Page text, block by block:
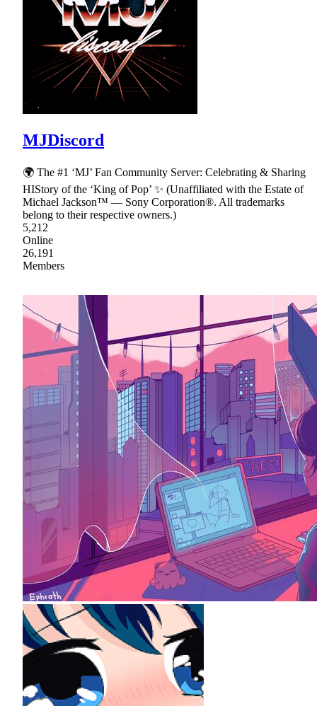
MJDiscord
🌍 The #1 ‘MJ’ Fan Community Server: Celebrating & Sharing
HIStory of the ‘King of Pop’ ✨ (Unaffiliated with the Estate of
Michael Jackson™ — Sony Corporation®. All trademarks
belong to their respective owners.)
5,212
Online
26,191
Members